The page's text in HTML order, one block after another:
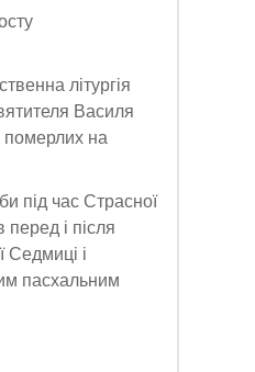
літургія
Василя
померлих на
під час Страсної
перед і після
Седмиці і
пасхальним